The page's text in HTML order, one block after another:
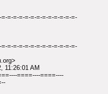
=-=-=-=-=-=-=-=-=-=-=-=-
=-=-=-=-=-=-=-=-=-=-=-=-
11:26:01 AM
====----====----